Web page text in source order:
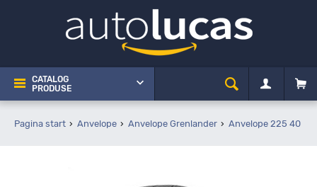
CATALOG
PRODUSE
Pagina start Anvelope Anvelope Grenlander Anvelope 225 40